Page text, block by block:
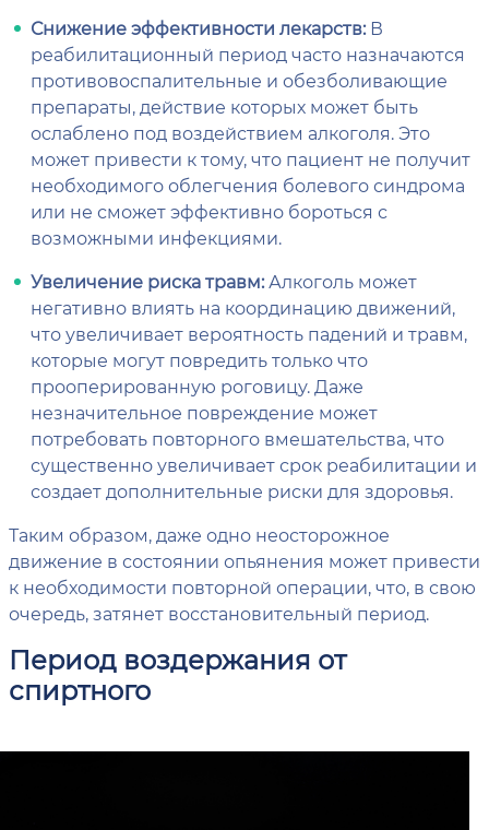
Снижение эффективности лекарств:В
реабилитационный период часто назначаются
противовоспалительные и обезболивающие
препараты, действие которых может быть
ослаблено под воздействием алкоголя. Это
может привести к тому, что пациент не получит
необходимого облегчения болевого синдрома
или не сможет эффективно бороться с
возможными инфекциями.
Увеличение риска травм:Алкоголь может
негативно влиять на координацию движений,
что увеличивает вероятность падений и травм,
которые могут повредить только что
прооперированную роговицу. Даже
незначительное повреждение может
потребовать повторного вмешательства, что
существенно увеличивает срок реабилитации и
создает дополнительные риски для здоровья.
Таким образом, даже одно неосторожное
движение в состоянии опьянения может привести
к необходимости повторной операции, что, в свою
очередь, затянет восстановительный период.
Период воздержания от
спиртного